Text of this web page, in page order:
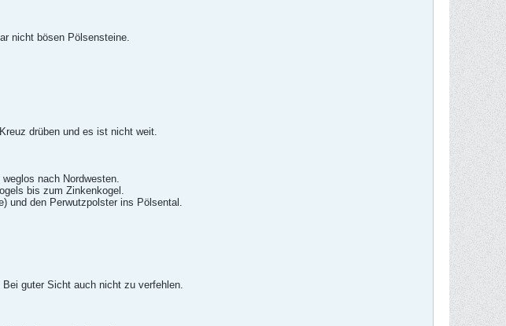
nicht bösen Pölsensteine.
drüben und es ist nicht weit.
nach Nordwesten.
bis zum Zinkenkogel.
und den Perwutzpolster ins Pölsental.
guter Sicht auch nicht zu verfehlen.